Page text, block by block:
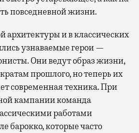
повседневной жизни.
архитектуры и в классических
узнаваемые герои —
Они ведут образ жизни,
прошлого, но теперь их
современная техника. При
кампании команда
работами
барокко, которые часто